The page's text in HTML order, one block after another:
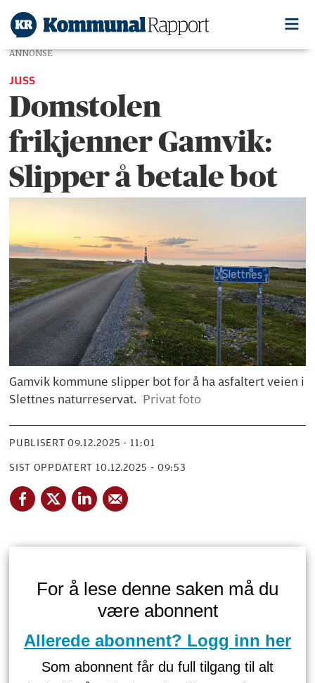
ANNONSE
JUSS
Domstolen
frikjenner Gamvik:
Slipper å betale bot
Gamvik kommune slipper bot for å ha asfaltert veien i
Slettnes naturreservat. Privat foto
PUBLISERT 09.12.2025 - 11:01
SIST OPPDATERT 10.12.2025 - 09:53
For å lese denne saken må du
være abonnent
Allerede abonnent? Logg inn her
Som abonnent får du full tilgang til alt